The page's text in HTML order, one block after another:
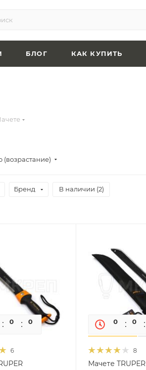
БЛОГ КАК КУПИТЬ
Бренд В наличии (2)
0 0 0
6
0 0
8
Мачете TRUPER